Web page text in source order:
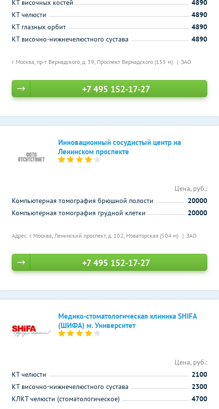
г. Москва, пр-т Вернадского, д. 39, Проспект Вернадского (155 м) ЗАО
КТ височных костей
4890
КТ челюсти
4890
КТ глазных орбит
4890
КТ височно-нижнечелюстного сустава
4890
+7 495 152-17-27
Инновационный сосудистый центр на
Ленинском проспекте
Адрес: г. Москва, Ленинский проспект, д. 102, Новаторская (504 м) ЗАО
Цена, руб.:
Компьютерная томография брюшной полости
20000
Компьютерная томография грудной клетки
20000
+7 495 152-17-27
Медико-стоматологическая клиника SHIFA
(ШИФА) м. Университет
Цена, руб.:
КТ челюсти
2100
КТ височно-нижнечелюстного сустава
2300
КЛКТ челюсти (стоматологическое)
4700